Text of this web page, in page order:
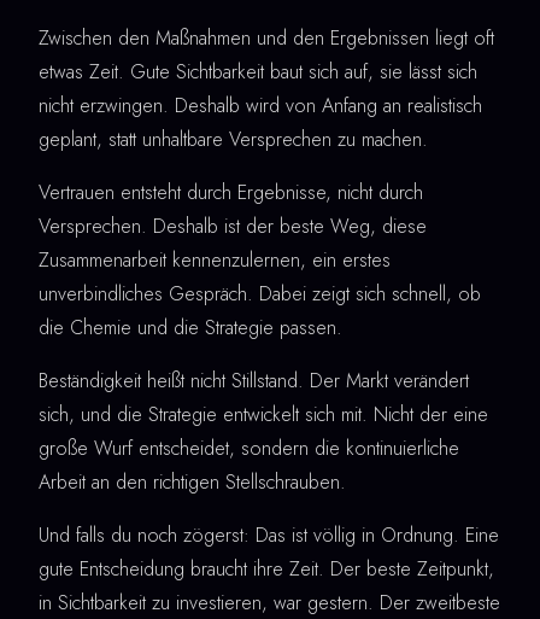
Zwischen den Maßnahmen und den Ergebnissen liegt oft
etwas Zeit. Gute Sichtbarkeit baut sich auf, sie lässt sich
nicht erzwingen. Deshalb wird von Anfang an realistisch
geplant, statt unhaltbare Versprechen zu machen.
Vertrauen entsteht durch Ergebnisse, nicht durch
Versprechen. Deshalb ist der beste Weg, diese
Zusammenarbeit kennenzulernen, ein erstes
unverbindliches Gespräch. Dabei zeigt sich schnell, ob
die Chemie und die Strategie passen.
Beständigkeit heißt nicht Stillstand. Der Markt verändert
sich, und die Strategie entwickelt sich mit. Nicht der eine
große Wurf entscheidet, sondern die kontinuierliche
Arbeit an den richtigen Stellschrauben.
Und falls du noch zögerst: Das ist völlig in Ordnung. Eine
gute Entscheidung braucht ihre Zeit. Der beste Zeitpunkt,
in Sichtbarkeit zu investieren, war gestern. Der zweitbeste